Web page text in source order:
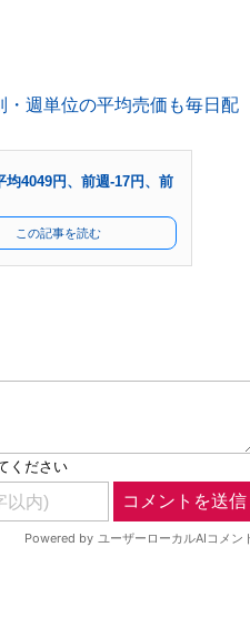
・週単位の平均売価も毎日配
均4049円、前週-17円、前
この記事を読む